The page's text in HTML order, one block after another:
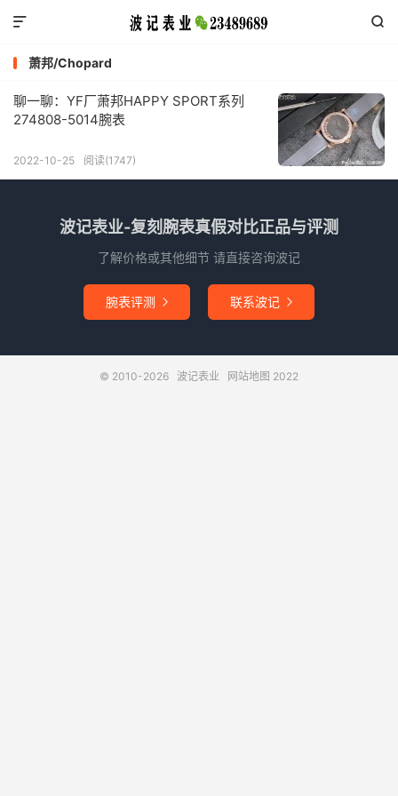


萧邦/Chopard
聊一聊：YF厂萧邦HAPPY SPORT系列
274808-5014腕表
2022-10-25 阅读(1747)
波记表业-复刻腕表真假对比正品与评测
了解价格或其他细节 请直接咨询波记
腕表评测  联系波记 
© 2010-2026 波记表业 网站地图 2022